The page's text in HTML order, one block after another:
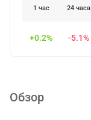
1 час 24 часа
+0.2% -5.1%
Обзор